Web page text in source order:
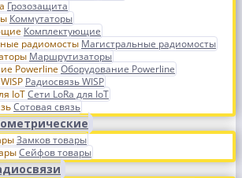
Грозозащита
Коммутаторы
Комплектующие
Магистральные радиомосты
Маршрутизаторы
Оборудование Powerline
Радиосвязь WISP
Сети LoRa для IoT
Сотовая связь
Замков товары
Сейфов товары